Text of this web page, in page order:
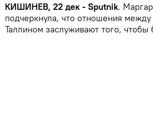
КИШИНЕВ, 22 дек - Sputnik.
подчеркнула, что отношения
Таллином заслуживают того, чтобы